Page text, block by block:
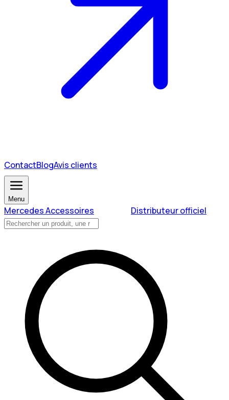
ContactBlogAvis clients
Menu
Mercedes Accessoires Distributeur officiel